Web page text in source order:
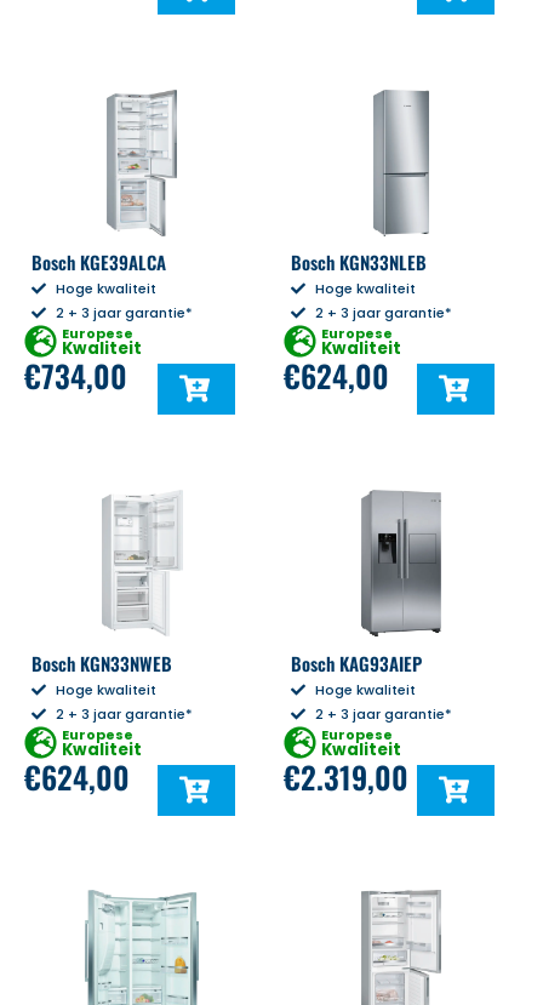
Bosch KGE39ALCA
Hoge kwaliteit
2 + 3 jaar garantie*
Europese
Kwaliteit
€734,00
Bosch KGN33NLEB
Hoge kwaliteit
2 + 3 jaar garantie*
Europese
Kwaliteit
€624,00
Bosch KGN33NWEB
Hoge kwaliteit
2 + 3 jaar garantie*
Europese
Kwaliteit
€624,00
Bosch KAG93AIEP
Hoge kwaliteit
2 + 3 jaar garantie*
Europese
Kwaliteit
€2.319,00